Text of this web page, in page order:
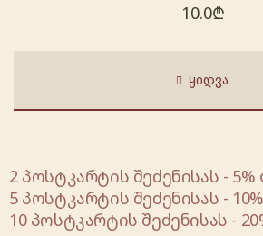
10.0₾
ᲧᲘᲓᲕᲐ
2 პოსტკარტის შეძენისას -
5 პოსტკარტის შეძენისას -
10 პოსტკარტის შეძენისას -